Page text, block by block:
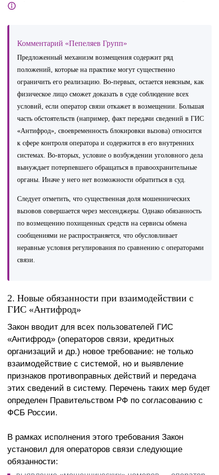
Комментарий «Пепеляев Групп»
Предложенный механизм возмещения содержит ряд
положений, которые на практике могут существенно
ограничить его реализацию. Во-первых, остается неясным, как
физическое лицо сможет доказать в суде соблюдение всех
условий, если оператор связи откажет в возмещении. Большая
часть обстоятельств (например, факт передачи сведений в ГИС
«Антифрод», своевременность блокировки вызова) относится
к сфере контроля оператора и содержится в его внутренних
системах. Во-вторых, условие о возбуждении уголовного дела
вынуждает потерпевшего обращаться в правоохранительные
органы. Иначе у него нет возможности обратиться в суд.
Следует отметить, что существенная доля мошеннических
вызовов совершается через мессенджеры. Однако обязанность
по возмещению похищенных средств на сервисы обмена
сообщениями не распространяется, что обусловливает
неравные условия регулирования по сравнению с операторами
связи.
2. Новые обязанности при взаимодействии с
ГИС «Антифрод»
Закон вводит для всех пользователей ГИС
«Антифрод» (операторов связи, кредитных
организаций и др.) новое требование: не только
взаимодействие с системой, но и выявление
признаков противоправных действий и передача
этих сведений в систему. Перечень таких мер будет
определен Правительством РФ по согласованию с
ФСБ России.
В рамках исполнения этого требования Закон
установил для операторов связи следующие
обязанности: